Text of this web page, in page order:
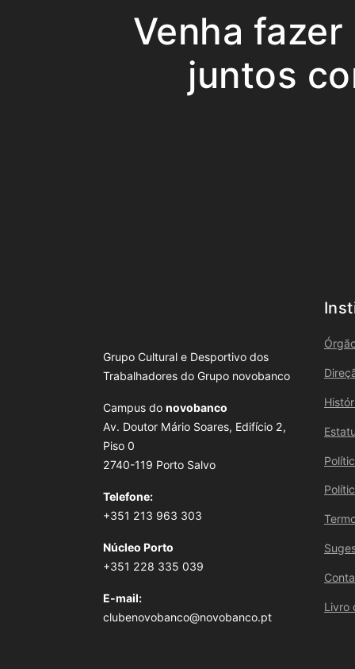
Venha
juntos
Grupo Cultural e Desportivo dos
Trabalhadores do Grupo novobanco
Campus do novobanco
Av. Doutor Mário Soares, Edifício 2,
Piso 0
2740-119 Porto Salvo
Telefone:
+351 213 963 303
Núcleo Porto
+351 228 335 039
E-mail:
clubenovobanco@novobanco.pt
Livro